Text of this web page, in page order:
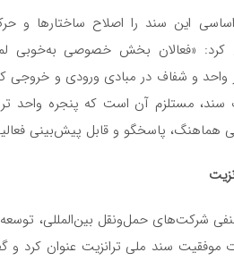
این سند را اصلاح ساختارها
«فعالان بخش خصوصی به‌خوبی
واحد و شفاف در مبادی ورودی و خروجی
مستلزم آن است که پنجره واحد
هماهنگ، پاسخگو و قابل پیش‌بینی
شرکت‌های حمل‌ونقل بین‌المللی،
موفقیت سند ملی ترانزیت عنوان